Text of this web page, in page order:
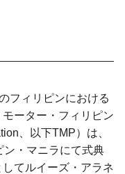
フィリピンにおける
ーター・フィリピン
、以下TMP）は、
・マニラにて式典
てルイーズ・アラネ